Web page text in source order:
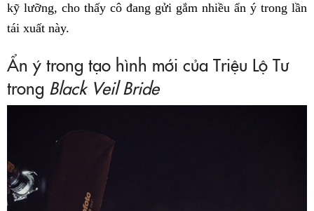
kỹ lưỡng, cho thấy cô đang gửi gắm nhiều ẩn ý trong lần
tái xuất này.
Ẩn ý trong tạo hình mới của Triệu Lộ Tư
trong Black Veil Bride